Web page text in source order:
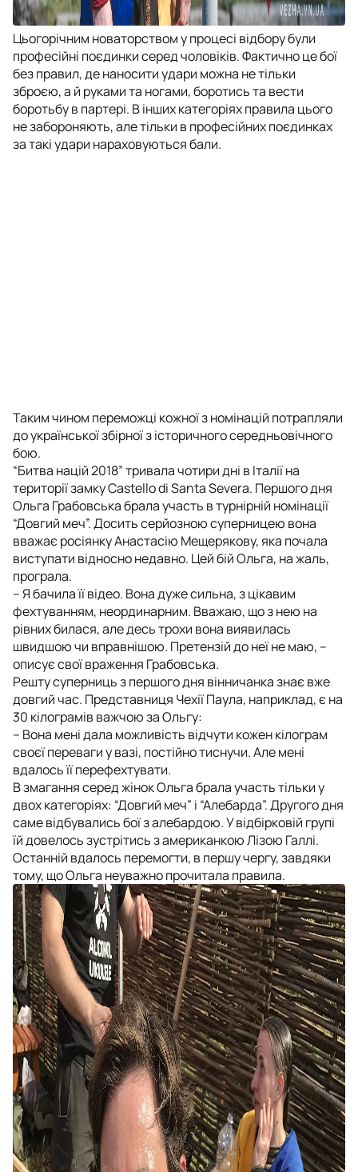
Цьогорічним новаторством у процесі відбору були
професійні поєдинки серед чоловіків. Фактично це бої
без правил, де наносити удари можна не тільки
зброєю, а й руками та ногами, боротись та вести
боротьбу в партері. В інших категоріях правила цього
не забороняють, але тільки в професійних поєдинках
за такі удари нараховуються бали.
Таким чином переможці кожної з номінацій потрапляли
до української збірної з історичного середньовічного
бою.
“Битва націй 2018” тривала чотири дні в Італії на
території замкуCastello di Santa Severa. Першого дня
Ольга Грабовська брала участь в турнірній номінації
“Довгий меч”. Досить серйозною суперницею вона
вважає росіянку Анастасію Мещерякову, яка почала
виступати відносно недавно. Цей бій Ольга, на жаль,
програла.
– Я бачила її відео. Вона дуже сильна, з цікавим
фехтуванням, неординарним. Вважаю, що з нею на
рівних билася, але десь трохи вона виявилась
швидшою чи вправнішою. Претензій до неї не маю, –
описує свої враження Грабовська.
Решту суперниць з першого дня вінничанка знає вже
довгий час. Представниця Чехії Паула, наприклад, є на
30 кілограмів важчою за Ольгу:
– Вона мені дала можливість відчути кожен кілограм
своєї переваги у вазі, постійно тиснучи. Але мені
вдалось її перефехтувати.
В змагання серед жінок Ольга брала участь тільки у
двох категоріях: “Довгий меч” і “Алебарда”. Другого дня
саме відбувались бої з алебардою. У відбірковій групі
їй довелось зустрітись з американкою Лізою Галлі.
Останній вдалось перемогти, в першу чергу, завдяки
тому, що Ольга неуважно прочитала правила.